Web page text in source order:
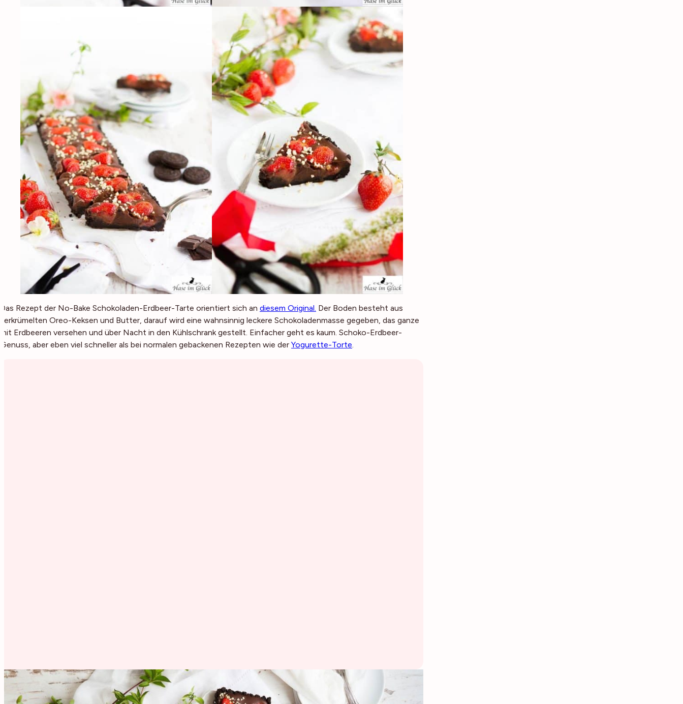
Das Rezept der No-Bake Schokoladen-Erdbeer-Tarte orientiert sich an diesem Original. Der Boden besteht aus
zerkrümelten Oreo-Keksen und Butter, darauf wird eine wahnsinnig leckere Schokoladenmasse gegeben, das ganze
mit Erdbeeren versehen und über Nacht in den Kühlschrank gestellt. Einfacher geht es kaum. Schoko-Erdbeer-
Genuss, aber eben viel schneller als bei normalen gebackenen Rezepten wie der Yogurette-Torte